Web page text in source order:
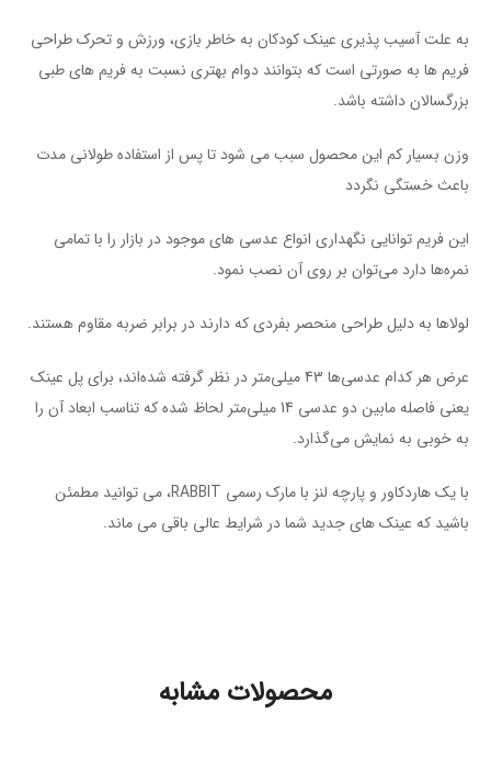
به علت آسیب پذیری عینک کودکان به خاطر بازی، ورزش و تحرک طراحی
فریم ها به صورتی است که بتوانند دوام بهتری نسبت به فریم های طبی
بزرگسالان داشته باشد.
وزن بسیار کم این محصول سبب می شود تا پس از استفاده طولانی مدت
باعث خستگی نگردد
این فریم توانایی نگهداری انواع عدسی های موجود در بازار را با تمامی
نمره‌ها دارد می‌توان بر روی آن نصب نمود.
لولاها به دلیل طراحی منحصر بفردی که دارند در برابر ضربه مقاوم هستند.
عرض هر کدام عدسی‌ها 43 میلی‌متر در نظر گرفته شده‌اند، برای پل عینک
یعنی فاصله مابین دو عدسی 14 میلی‌متر لحاظ شده که تناسب ابعاد آن را
به خوبی به نمایش می‌گذارد.
با یک هاردکاور و پارچه لنز با مارک رسمی RABBIT، می توانید مطمئن
باشید که عینک های جدید شما در شرایط عالی باقی می ماند.
محصولات مشابه